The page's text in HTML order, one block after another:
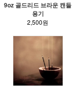
9oz 골드리드 브라운 캔들
용기
2,500원